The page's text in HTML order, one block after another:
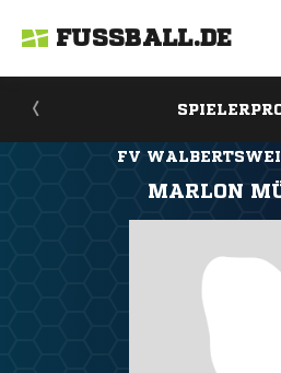
FUSSBALL.DE
FV
MARLON